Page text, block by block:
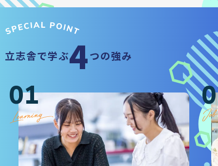
立志舎で学ぶ4つの強み
01